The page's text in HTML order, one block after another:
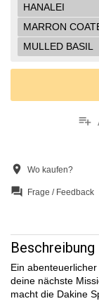
HANALEI
MARRON
MULLED BASIL
playlist_add
location_on Wo kaufen?
question_answer Frage / Feedback
Beschreibung
Ein
deine nächste
macht die Dakine